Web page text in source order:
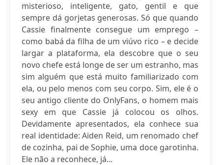
misterioso, inteligente, gato, gentil e que
sempre dá gorjetas generosas. Só que quando
Cassie finalmente consegue um emprego –
como babá da filha de um viúvo rico – e decide
largar a plataforma, ela descobre que o seu
novo chefe está longe de ser um estranho, mas
sim alguém que está muito familiarizado com
ela, ou pelo menos com seu corpo. Sim, ele é o
seu antigo cliente do OnlyFans, o homem mais
sexy em que Cassie já colocou os olhos.
Devidamente apresentados, ela conhece sua
real identidade: Aiden Reid, um renomado chef
de cozinha, pai de Sophie, uma doce garotinha.
Ele não a reconhece, já...